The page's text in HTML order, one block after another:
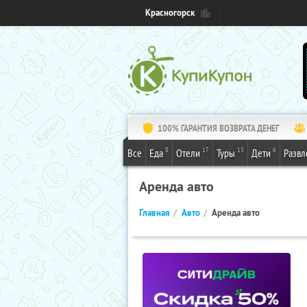
Красногорск
100% ГАРАНТИЯ ВОЗВРАТА ДЕНЕГ
Все Еда 8 Отели 17 Туры 13 Дети 6
Аренда авто
Главная Авто Аренда авто